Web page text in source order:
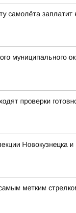
самолёта заплатит
муниципального
проверки
метким